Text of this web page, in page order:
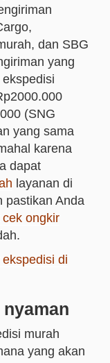
dan SBG
yang
(SNG
yang sama
karena
dapat
layanan di
pastikan Anda
ongkir
di
murah
yang akan